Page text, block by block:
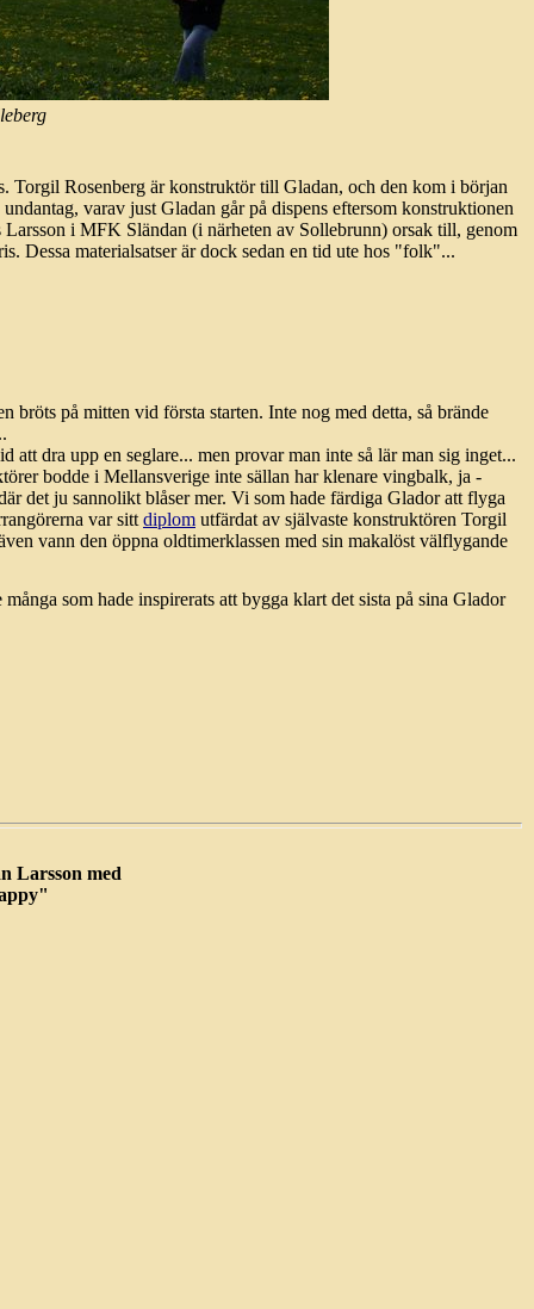
Torgil Rosenberg är konstruktör till Gladan, och den kom i början
varav just Gladan går på dispens eftersom konstruktionen
i MFK Sländan (i närheten av Sollebrunn) orsak till, genom
Dessa materialsatser är dock sedan en tid ute hos "folk"...
på mitten vid första starten. Inte nog med detta, så brände
dra upp en seglare... men provar man inte så lär man sig inget...
bodde i Mellansverige inte sällan har klenare vingbalk, ja -
det ju sannolikt blåser mer. Vi som hade färdiga Glador att flyga
var sitt diplom utfärdat av självaste konstruktören Torgil
vann den öppna oldtimerklassen med sin makalöst välflygande
som hade inspirerats att bygga klart det sista på sina Glador
Larsson med